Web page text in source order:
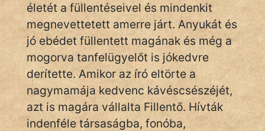
Novella
És
Elbeszélés
Regény
Tanmese
Vers
életét a füllentéseivel és mindenkit
megnevettetett amerre járt. Anyukát és
jó ebédet füllentett magának és még a
mogorva tanfelügyelőt is jókedvre
derítette. Amikor az író eltörte a
nagymamája kedvenc kávéscsészéjét,
azt is magára vállalta Fillentő. Hívták
indenféle társaságba, fonóba,